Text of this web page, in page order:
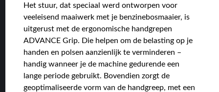
Het stuur, dat speciaal werd ontworpen voor
veeleisend maaiwerk met je benzinebosmaaier, is
uitgerust met de ergonomische handgrepen
ADVANCE Grip. Die helpen om de belasting op je
handen en polsen aanzienlijk te verminderen –
handig wanneer je de machine gedurende een
lange periode gebruikt. Bovendien zorgt de
geoptimaliseerde vorm van de handgreep, met een